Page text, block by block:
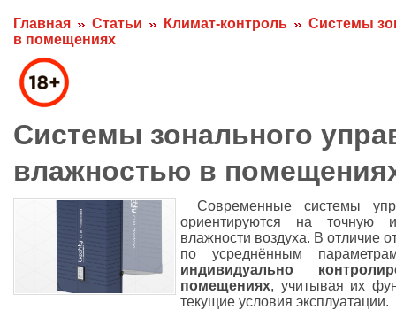
Главная Статьи Климат-контроль
Системы
в помещениях
Системы зонального
влажностью в
Современные системы
ориентируются на точную и
влажности воздуха. В отличие
по усреднённым
индивидуально
помещениях, учитывая их
текущие условия эксплуатации.